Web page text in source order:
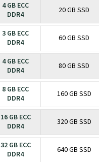
4 GB ECC
DDR4
20 GB SSD
3 GB ECC
DDR4
60 GB SSD
4 GB ECC
DDR4
80 GB SSD
8 GB ECC
DDR4
160 GB SSD
16 GB ECC
DDR4
320 GB SSD
32 GB ECC
DDR4
640 GB SSD